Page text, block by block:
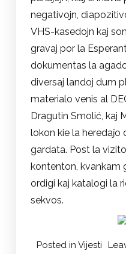
negativojn,
VHS-kasedojn kaj
gravaj por la
dokumentas la
diversaj landoj dum
materialo venis al
Dragutin Smolić, kaj
lokon kie la heredaĵo
gardata. Post la
kontenton, kvankam
ordigi kaj katalogi la
sekvos.
Posted in Vijesti